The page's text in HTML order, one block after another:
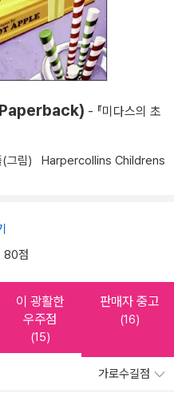
- 『미다스의 초
(그림)
Harpercollins Childrens
80점
이 광활한
우주점
(15)
판매자 중고
(16)
가로수길점